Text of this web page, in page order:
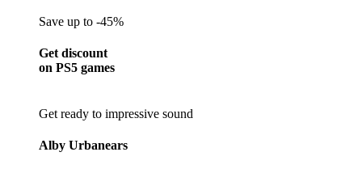
Save up to -45%
Get discount
on PS5 games
Get ready to impressive sound
Alby Urbanears